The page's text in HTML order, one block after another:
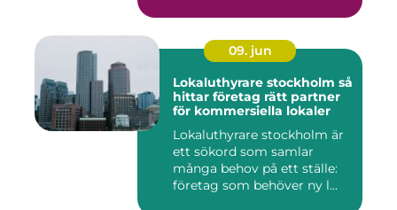
09. jun
Lokaluthyrare stockholm så
hittar företag rätt partner
för kommersiella lokaler
Lokaluthyrare stockholm är
ett sökord som samlar
många behov på ett ställe:
företag som behöver ny l...